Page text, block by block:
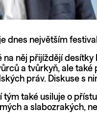
dnes největším
na něj přijíždějí
a tvůrkyň, ale
práv. Diskuse s
tým také usiluje o
a slabozrakých,